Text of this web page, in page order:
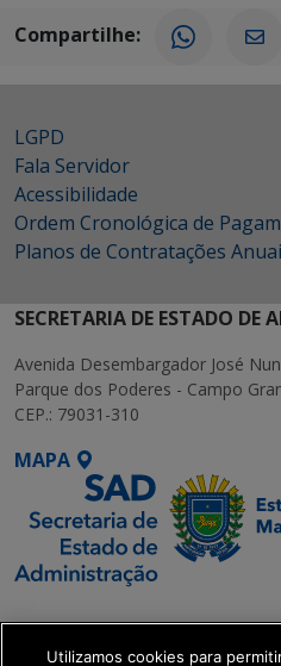
Compartilhe:
LGPD
Fala Servidor
Acessibilidade
Ordem Cronológica de
Planos de Contratações
SECRETARIA DE ESTADO DE
Avenida Desembargador José
Parque dos Poderes - Campo
CEP.: 79031-310
MAPA
SETDIG | Secretaria-
Executiva de
Utilizamos cookies para